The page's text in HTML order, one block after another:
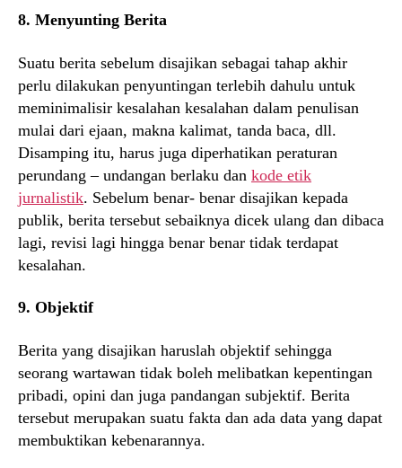
8. Menyunting Berita
Suatu berita sebelum disajikan sebagai tahap akhir
perlu dilakukan penyuntingan terlebih dahulu untuk
meminimalisir kesalahan kesalahan dalam penulisan
mulai dari ejaan, makna kalimat, tanda baca, dll.
Disamping itu, harus juga diperhatikan peraturan
perundang – undangan berlaku dan kode etik
jurnalistik. Sebelum benar- benar disajikan kepada
publik, berita tersebut sebaiknya dicek ulang dan dibaca
lagi, revisi lagi hingga benar benar tidak terdapat
kesalahan.
9. Objektif
Berita yang disajikan haruslah objektif sehingga
seorang wartawan tidak boleh melibatkan kepentingan
pribadi, opini dan juga pandangan subjektif. Berita
tersebut merupakan suatu fakta dan ada data yang dapat
membuktikan kebenarannya.